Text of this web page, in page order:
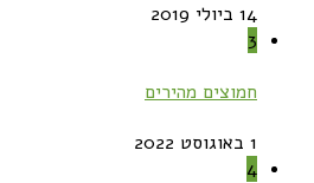
14 ביולי 2019
3
חמוצים מהירים
1 באוגוסט 2022
4